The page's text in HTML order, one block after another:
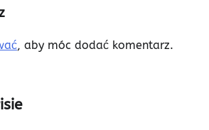
, aby móc dodać komentarz.